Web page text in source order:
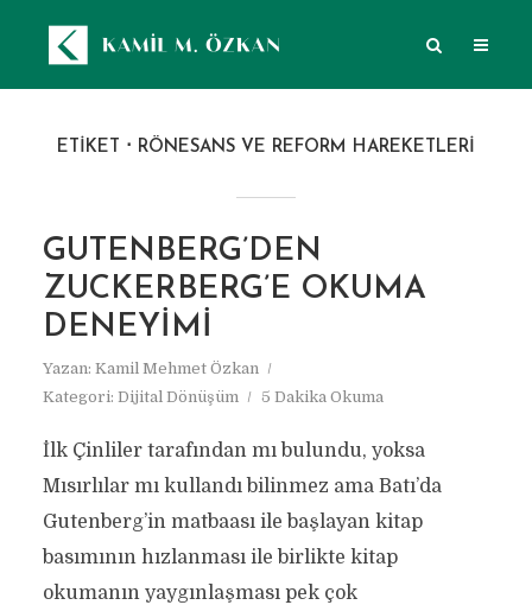
ETIKET RÖNESANS VE REFORM HAREKETLERI
GUTENBERG’DEN
ZUCKERBERG’E OKUMA
DENEYIMI
Yazan: Kamil Mehmet Özkan
Kategori: Dijital Dönüşüm 5 Dakika Okuma
İlk Çinliler tarafından mı bulundu, yoksa
Mısırlılar mı kullandı bilinmez ama Batı’da
Gutenberg’in matbaası ile başlayan kitap
basımının hızlanması ile birlikte kitap
okumanın yaygınlaşması pek çok